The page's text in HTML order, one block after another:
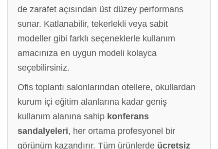
de zarafet açısından üst düzey performans
sunar. Katlanabilir, tekerlekli veya sabit
modeller gibi farklı seçeneklerle kullanım
amacınıza en uygun modeli kolayca
seçebilirsiniz.
Ofis toplantı salonlarından otellere, okullardan
kurum içi eğitim alanlarına kadar geniş
kullanım alanına sahip konferans
sandalyeleri, her ortama profesyonel bir
görünüm kazandırır. Tüm ürünlerde ücretsiz